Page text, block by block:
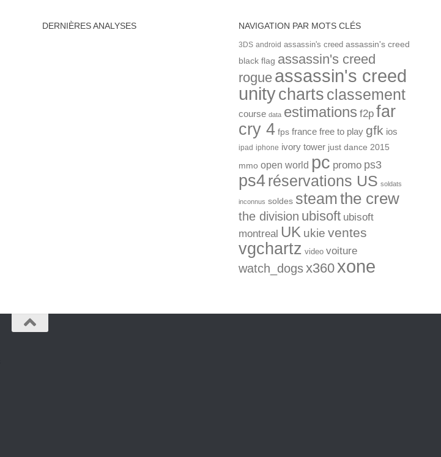
DERNIÈRES ANALYSES NAVIGATION PAR MOTS CLÉS
3DS android assassin's creed assassin's creed
black flag assassin's creed
rogue assassin's creed
unitycharts classement
course data estimations f2p far
cry 4 fps france free to play gfk ios
ipad iphone ivory tower just dance 2015
mmo open world pc promo ps3
ps4réservations US soldats
inconnus soldes steamthe crew
the division ubisoft ubisoft
montreal UK ukie ventes
vgchartz video voiture
watch_dogsx360 xone